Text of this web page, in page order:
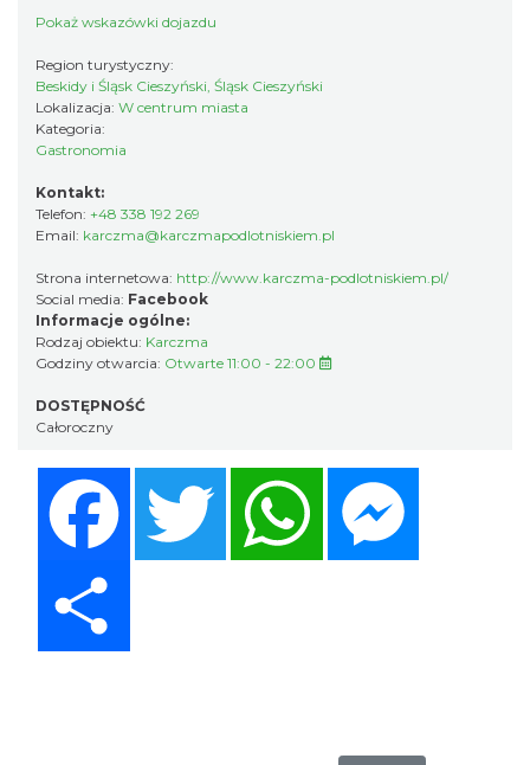
Pokaż wskazówki dojazdu
Region turystyczny:
Beskidy i Śląsk Cieszyński, Śląsk Cieszyński
Lokalizacja: W centrum miasta
Kategoria:
Gastronomia
Kontakt:
Telefon: +48 338 192 269
Email: karczma@karczmapodlotniskiem.pl
Strona internetowa: http://www.karczma-podlotniskiem.pl/
Social media: Facebook
Informacje ogólne:
Rodzaj obiektu: Karczma
Godziny otwarcia: Otwarte 11:00 - 22:00
DOSTĘPNOŚĆ
Całoroczny
Twitter WhatsApp